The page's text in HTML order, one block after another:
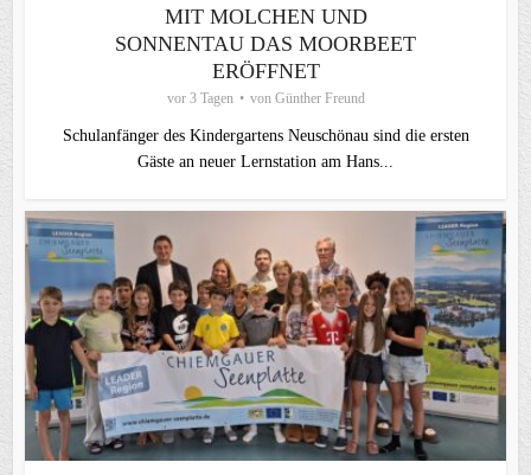
MIT MOLCHEN UND
SONNENTAU DAS MOORBEET
ERÖFFNET
vor 3 Tagen von Günther Freund
Schulanfänger des Kindergartens Neuschönau sind die ersten
Gäste an neuer Lernstation am Hans...